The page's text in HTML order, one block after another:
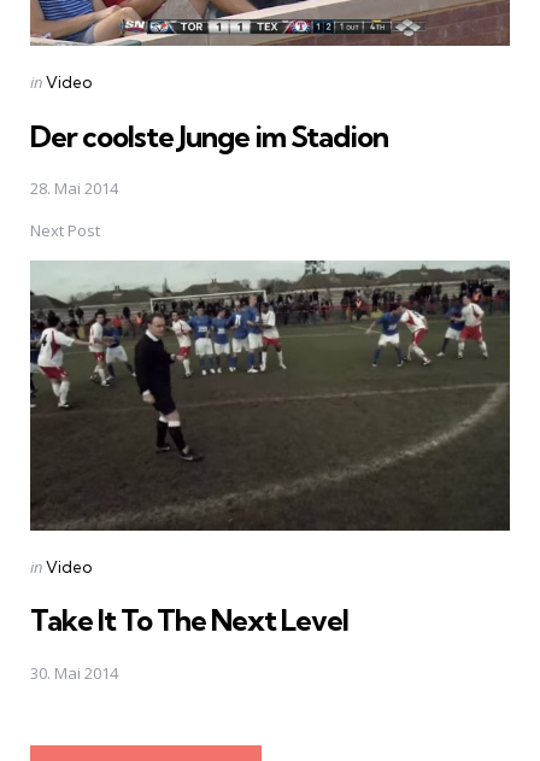
Posted
inVideo
Der coolste Junge im Stadion
28. Mai 2014
Next Post
Posted
inVideo
Take It To The Next Level
30. Mai 2014